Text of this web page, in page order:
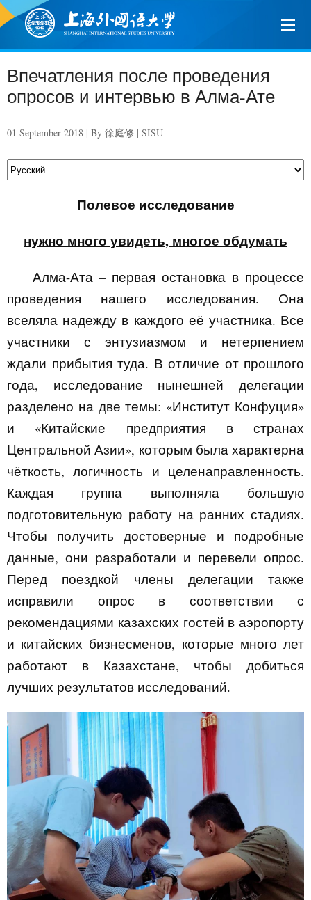
Впечатления после проведения
опросов и интервью в Алма-Ате
01 September 2018 | By 徐庭修 | SISU
Полевое исследование
нужно много увидеть, многое обдумать
Алма-Ата – первая остановка в процессе
проведения нашего исследования. Она
вселяла надежду в каждого её участника. Все
участники с энтузиазмом и нетерпением
ждали прибытия туда. В отличие от прошлого
года, исследование нынешней делегации
разделено на две темы: «Институт Конфуция»
и «Китайские предприятия в странах
Центральной Азии», которым была характерна
чёткость, логичность и целенаправленность.
Каждая группа выполняла большую
подготовительную работу на ранних стадиях.
Чтобы получить достоверные и подробные
данные, они разработали и перевели опрос.
Перед поездкой члены делегации также
исправили опрос в соответствии с
рекомендациями казахских гостей в аэропорту
и китайских бизнесменов, которые много лет
работают в Казахстане, чтобы добиться
лучших результатов исследований.